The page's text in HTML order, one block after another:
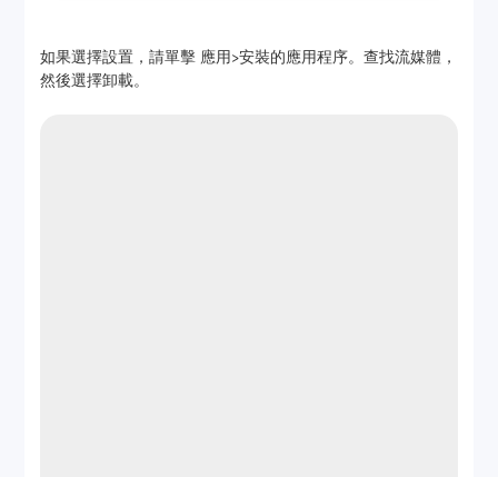
如果選擇設置，請單擊 應用>安裝的應用程序。查找流媒體，
然後選擇卸載。